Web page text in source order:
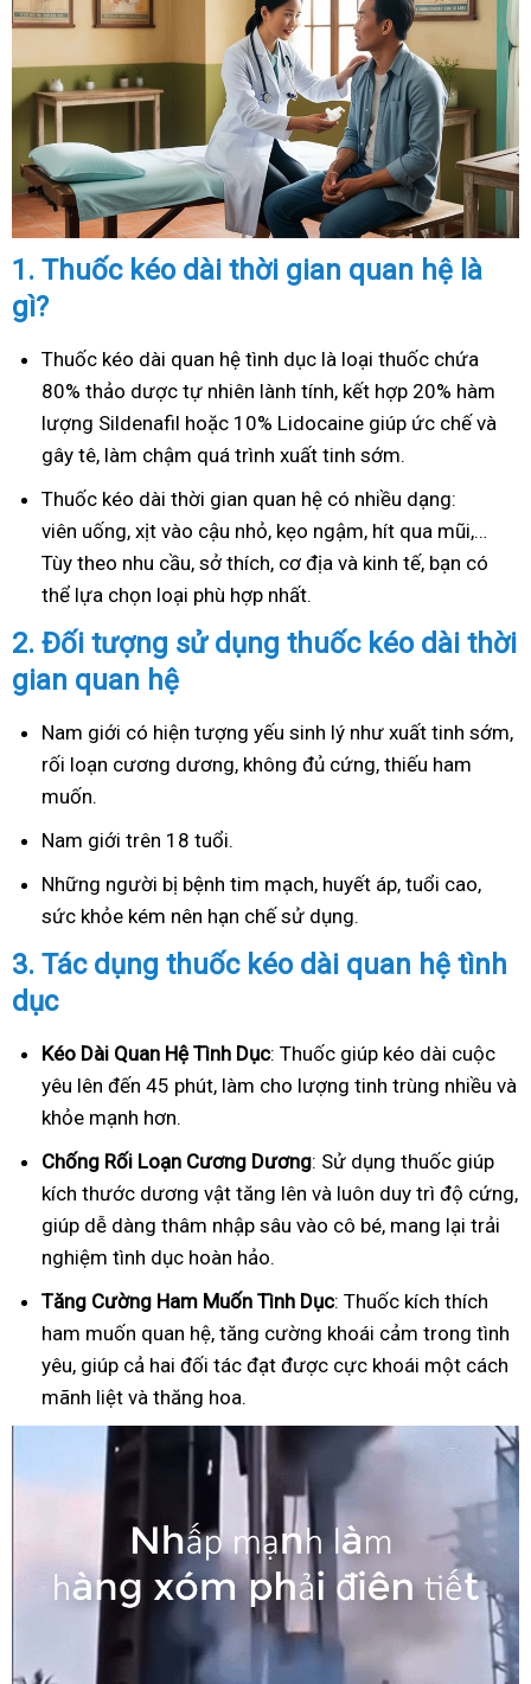
1. Thuốc kéo dài thời gian quan hệ là
gì?
Thuốc kéo dài quan hệ tình dục là loại thuốc chứa
80% thảo dược tự nhiên lành tính, kết hợp 20% hàm
lượng Sildenafil hoặc 10% Lidocaine giúp ức chế và
gây tê, làm chậm quá trình xuất tinh sớm.
Thuốc kéo dài thời gian quan hệ có nhiều dạng:
viên uống, xịt vào cậu nhỏ, kẹo ngậm, hít qua mũi,…
Tùy theo nhu cầu, sở thích, cơ địa và kinh tế, bạn có
thể lựa chọn loại phù hợp nhất.
2. Đối tượng sử dụng thuốc kéo dài thời
gian quan hệ
Nam giới có hiện tượng yếu sinh lý như xuất tinh sớm,
rối loạn cương dương, không đủ cứng, thiếu ham
muốn.
Nam giới trên 18 tuổi.
Những người bị bệnh tim mạch, huyết áp, tuổi cao,
sức khỏe kém nên hạn chế sử dụng.
3. Tác dụng thuốc kéo dài quan hệ tình
dục
Kéo Dài Quan Hệ Tình Dục: Thuốc giúp kéo dài cuộc
yêu lên đến 45 phút, làm cho lượng tinh trùng nhiều và
khỏe mạnh hơn.
Chống Rối Loạn Cương Dương: Sử dụng thuốc giúp
kích thước dương vật tăng lên và luôn duy trì độ cứng,
giúp dễ dàng thâm nhập sâu vào cô bé, mang lại trải
nghiệm tình dục hoàn hảo.
Tăng Cường Ham Muốn Tình Dục: Thuốc kích thích
ham muốn quan hệ, tăng cường khoái cảm trong tình
yêu, giúp cả hai đối tác đạt được cực khoái một cách
mãnh liệt và thăng hoa.